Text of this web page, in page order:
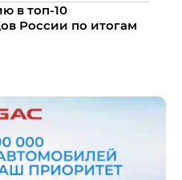
в топ-10
России по итогам